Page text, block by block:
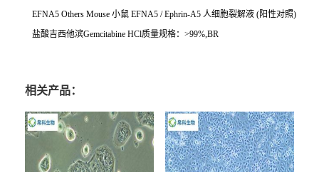
EFNA5 Others Mouse 小鼠 EFNA5 / Ephrin-A5 人细胞裂解液 (阳性对照)
盐酸吉西他滨Gemcitabine HCl质量规格： >99%,BR
相关产品：